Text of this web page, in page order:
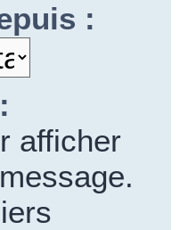
:
afficher